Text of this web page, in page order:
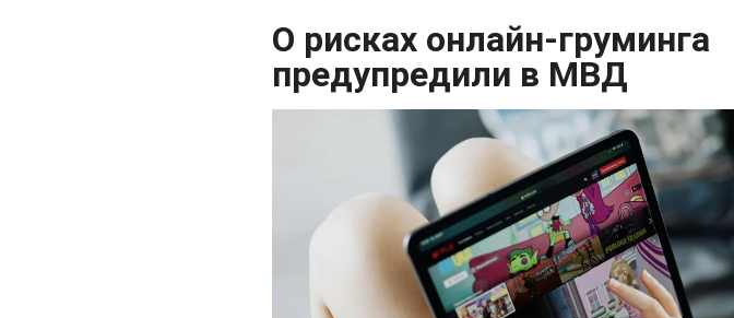
О рисках онлайн-груминга
предупредили в МВД